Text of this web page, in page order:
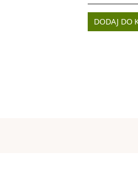
DODAJ DO